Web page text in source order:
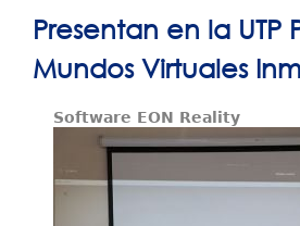
Principal
Personal
Proyectos de
Publicaciones
Investigación y
está
aquí
Presentan en la UTP
Mundos Virtuales
Software EON Reality